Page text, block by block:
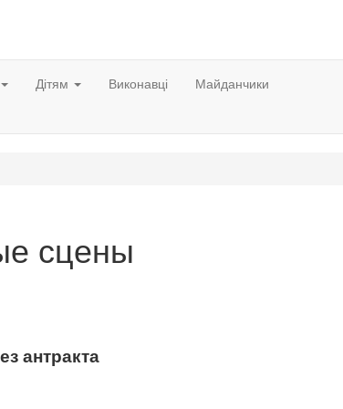
Дітям Виконавці Майданчики
сцены
антракта